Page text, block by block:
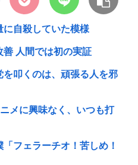
に自殺していた模様
善 人間では初の実証
叩くのは、頑張る人を邪
メに興味なく、いつも打
フェラーチオ！苦しめ！